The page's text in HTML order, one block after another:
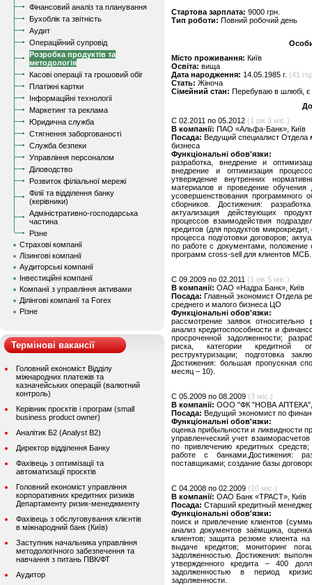
Фінансовий аналіз та планування
Бухоблік та звітність
Аудит
Операційний супровід
Розробка продуктів та
методологія
Касові операції та грошовий обіг
Платіжні картки
Інформаційні технології
Маркетинг та реклама
Юридична служба
Стягнення заборгованості
Служба безпеки
Управління персоналом
Діловодство
Розвиток філіальної мережі
Філії та відділення банку
(керівники)
Адміністративно-господарська
частина
Різне
Страхові компанії
Лізингові компанії
Аудиторські компанії
Інвестиційні компанії
Компанії з управління активами
Ділінгові компанії та Forex
Різне
Термінові вакансії
Головний економіст Відділу
міжнародних платежів та
казначейських операцій (валютний
контроль)
Керівник проєктів і програм (small
business product owner)
Аналітик Б2 (Analyst B2)
Директор відділення Банку
Фахівець з оптимізації та
автоматизації проєктів
Головний економіст управління
корпоративних кредитних ризиків
Департаменту ризик-менеджменту
Фахівець з обслуговування клієнтів
в міжнародний банк (Київ)
Заступник начальника управління
методологічного забезпечення та
навчання з питань ПВК/ФТ
Аудитор
Стартова зарплата: 9000 грн.
Тип роботи: Повний робочий день
Місто проживання: Київ
Освіта: вища
Дата народження: 14.05.1985 г. (41
Стать: Жіноча
Сімейний стан: Перебуваю в шлюбі, є
C 02.2011 по 05.2012 (1 рік 3 міс.)
В компанії: ПАО «Альфа-Банк», Київ
Посада: Ведущий специалист Отдела
бизнеса
Функціональні обов'язки:
разработка, внедрение и
внедрение и оптимизация
утверждение внутренних
материалов и проведение обучения
усовершенствования программного
cборников. Достижения:
актуализация действующих
процессов взаимодействия
кредитов (для продуктов
процесса подготовки договоров;
по работе с документами, положение
программ cross-sell для клиентов МСБ.
C 09.2009 по 02.2011 (1 рік 5 міс.)
В компанії: ОАО «Надра Банк», Київ
Посада: Главный экономист Отдела
среднего и малого бизнеса ЦО
Функціональні обов'язки:
рассмотрение заявок относительно
анализ кредитоспособности и
просроченной задолженности;
риска, категории кредитной
реструктуризации; подготовка
Достижения: большая пропускная
месяц – 10).
C 05.2009 по 08.2009 (3 міс.)
В компанії: ООО "ФК "НОВА АПТЕКА",
Посада: Ведущий экономист по
Функціональні обов'язки:
оценка прибыльности и ликвидности
управленческий учет
по привлечению кредитных
работе с банками.Достижения:
поставщиками; создание базы
C 04.2008 по 02.2009 (10 міс.)
В компанії: ОАО Банк «ТРАСТ», Київ
Посада: Старший кредитный
Функціональні обов'язки:
поиск и привлечение клиентов
анализ документов заёмщика,
клиентов; защита резюме клиента
выдаче кредитов; мониторинг
задолженностью. Достижения:
утвержденного кредита – 400
задолженностью в период
задолженности.